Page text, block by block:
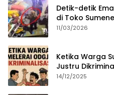
Detik-detik
di Toko
11/03/2026
Ketika Warga
Justru
14/12/2025